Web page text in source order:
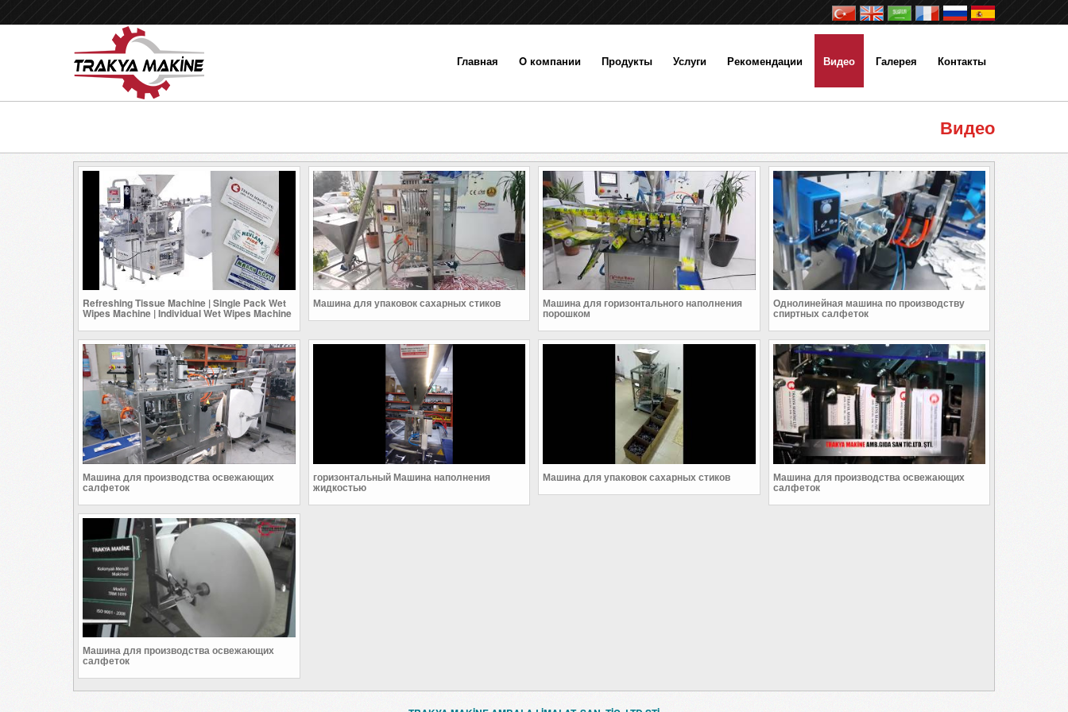
Главная O компании Продукты Услуги Рекомендации Видео Галерея Контакты
Видео
Refreshing Tissue Machine | Single Pack Wet
Wipes Machine | Individual Wet Wipes Machine
Машина для упаковок сахарных стиков Машина для горизонтального наполнения
порошком
Однолинейная машина по производству
спиртных салфеток
Машина для производства освежающих
салфеток
горизонтальный Машина наполнения
жидкостью
Машина для упаковок сахарных стиков Машина для производства освежающих
салфеток
Машина для производства освежающих
салфеток